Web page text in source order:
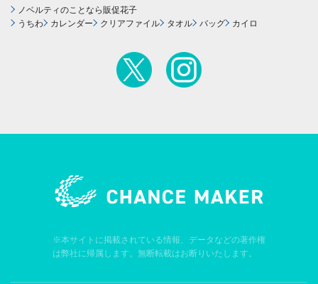
ノベルティのことなら販促花子
うちわ
カレンダー クリアファイル タオル バッグ カイロ
※本サイトに掲載されている情報、データなどの著作権
は弊社に帰属します。無断転載はお断りいたします。